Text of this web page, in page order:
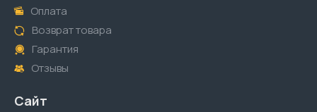
Оплата
Возврат товара
Гарантия
Отзывы
Сайт